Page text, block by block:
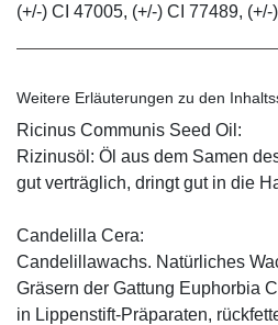
(+/-) CI 47005, (+/-) CI 77489,
Weitere Erläuterungen zu den
Ricinus Communis Seed Oil:
Rizinusöl: Öl aus dem Samen
gut verträglich, dringt gut in die
Candelilla Cera:
Candelillawachs. Natürliches
Gräsern der Gattung Euphorbia
in Lippenstift-Präparaten,